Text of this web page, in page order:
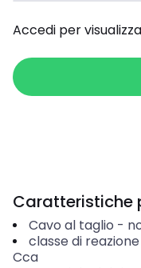
Accedi per
Caratteristiche
Cavo al taglio -
classe di
Cca